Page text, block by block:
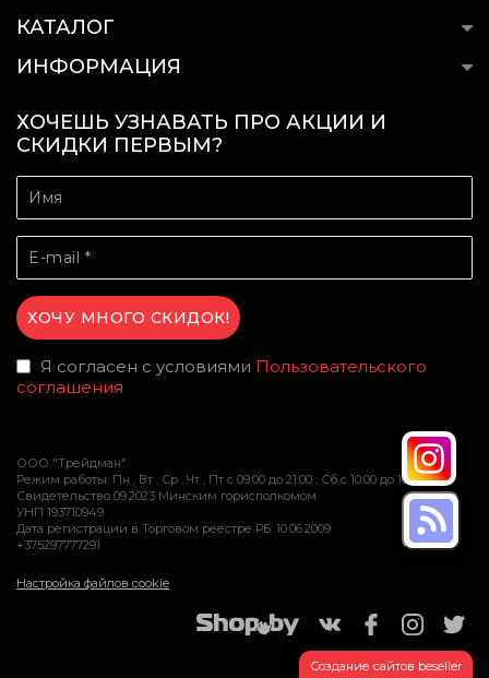
КАТАЛОГ
ИНФОРМАЦИЯ
ХОЧЕШЬ УЗНАВАТЬ ПРО АКЦИИ И
СКИДКИ ПЕРВЫМ?
Я согласен с условиями Пользовательского
соглашения
ООО "Трейдман"
Режим работы: Пн , Вт , Ср , Чт , Пт c 09:00 до 21:00 ; Сб c 10:00 до 16:00
Свидетельство 09.2023 Минским горисполкомом
УНП 193710949
Дата регистрации в Торговом реестре РБ: 10.06.2009
+375297777291
Настройка файлов cookie
Создание сайтов beseller